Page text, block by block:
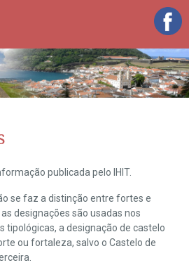
publicada pelo IHIT.
se faz a distinção entre fortes e
designações são usadas nos
tipológicas, a designação de castelo
ou fortaleza, salvo o Castelo de